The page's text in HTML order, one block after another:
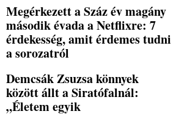
Megérkezett a Száz év magány
második évada a Netflixre: 7
érdekesség, amit érdemes tudni
a sorozatról
Demcsák Zsuzsa könnyek
között állt a Siratófalnál:
„Életem egyik